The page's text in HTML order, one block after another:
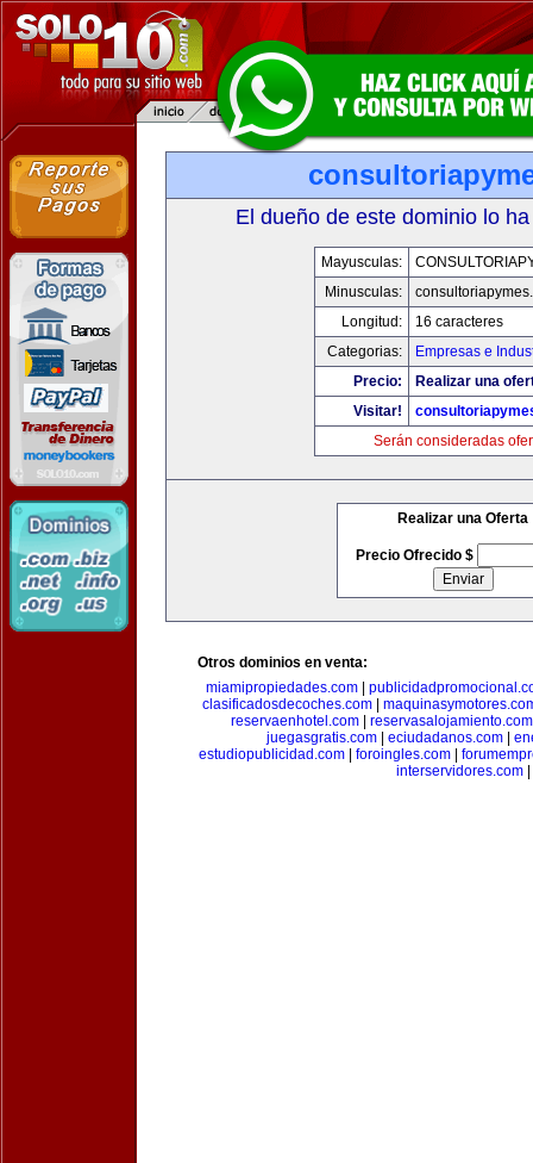
El dueño de este dominio lo
Mayusculas:
Minusculas:
Longitud:
16 caracteres
Categorias:
Empresas e
Precio:
Realizar una
Visitar!
Serán consideradas
Realizar una Oferta
Precio Ofrecido $
Otros dominios en venta:
miamipropiedades.com
clasificadosdecoches.com
reservaenhotel.com| reservasalojamiento.com
juegasgratis.com
eciudadanos.com
estudiopublicidad.com| foroingles.com|
interservidores.com|